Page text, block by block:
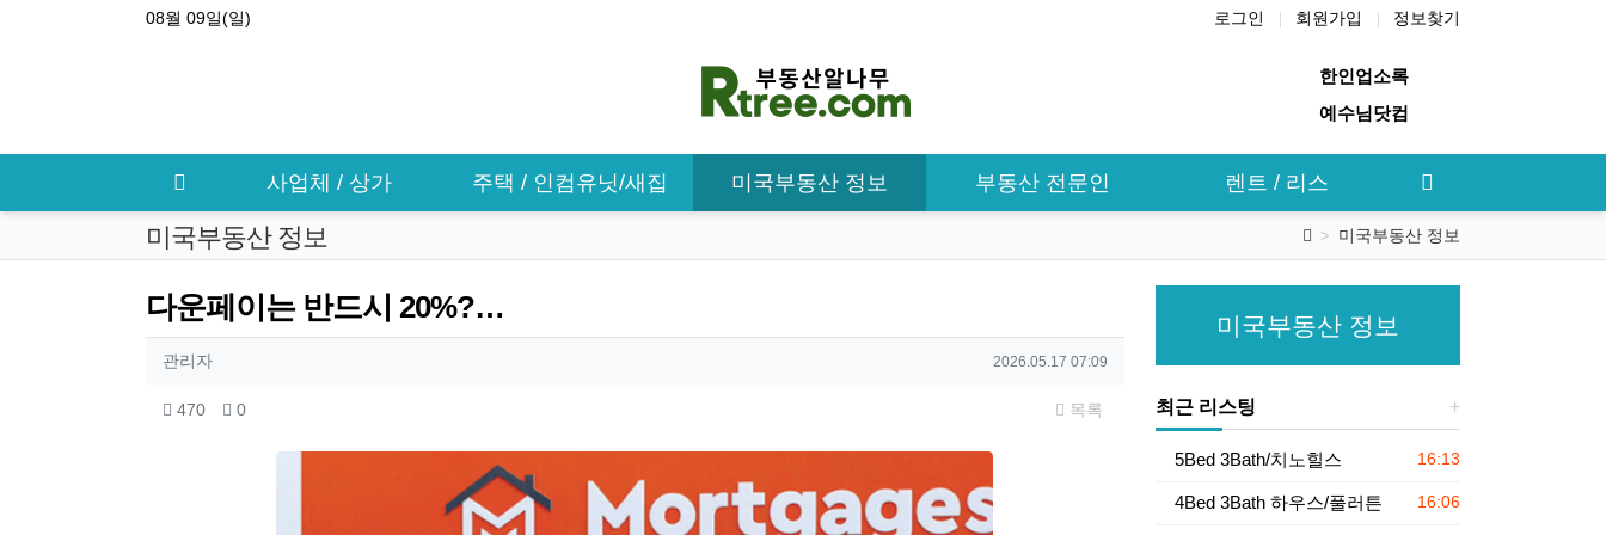
08월 09일(일) 로그인 회원가입 정보찾기
한인업소록
예수님닷컴
사업체 / 상가 주택 / 인컴유닛/새집 미국부동산 정보 부동산 전문인 렌트 / 리스
미국부동산 정보 미국부동산 정보
다운페이는 반드시 20%?…
작성자 정보
관리자작성 작성일
2026.05.17 07:09
컨텐츠 정보
470조회0추천 목록
미국부동산 정보
최근 리스팅
등록일
16:13
5Bed 3Bath/치노힐스
등록일
16:06
4Bed 3Bath 하우스/풀러튼